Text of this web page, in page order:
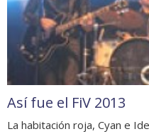
Así fue el FiV 2013
La habitación roja, Cyan e